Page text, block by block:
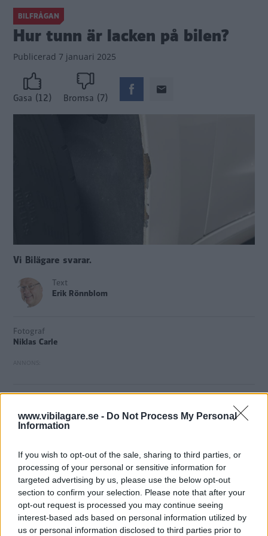
www.vibilagare.se - Do Not Process My Personal
Information
If you wish to opt-out of the sale, sharing to third parties, or
processing of your personal or sensitive information for
targeted advertising by us, please use the below opt-out
section to confirm your selection. Please note that after your
opt-out request is processed you may continue seeing
interest-based ads based on personal information utilized by
us or personal information disclosed to third parties prior to
BILFRÅGAN
Hur tunn är lacken på bilen?
Publicerad 7 januari 2025
Gasa (12) Bromsa (7)
Vi Bilägare svarar.
Text
Erik Rönnblom
Fotograf
Niklas Carle
På vardagar svarar Vi Bilägare på läsarfrågor om bilar och
trafik. Vill du att vi ska svara på din fråga? Mejla till
bilfragan@vibilagare.se
Fråga:De senaste åren har lacken på bilar blivit mer
miljövänlig och tunnare. Tunn lack gör problemet med
rostskador större. I era rostskyddsprognoser skriver ni
ibland att lacken är tunn men utan att uppge hur tunn.